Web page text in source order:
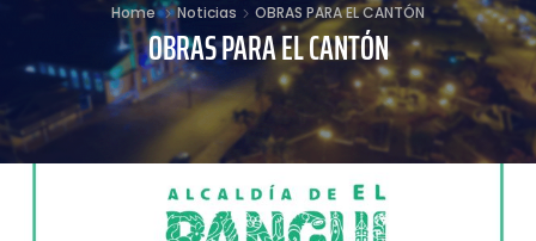
Home Noticias OBRAS PARA EL CANTÓN
OBRAS PARA EL CANTÓN